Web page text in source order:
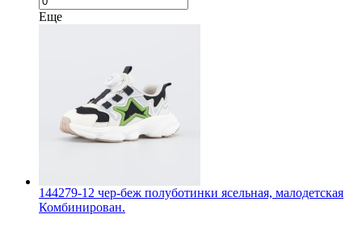
Еще
144279-12 чер-беж полуботинки ясельная, малодетская
Комбинирован.